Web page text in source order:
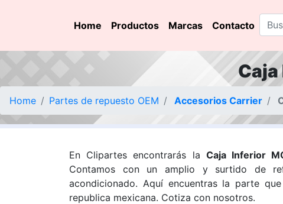
Home Productos Marcas Contacto
Home Partes de repuesto OEM Accesorios Carrier
En Clipartes encontrarás la Caja Inferior
Contamos con un amplio y surtido de
acondicionado. Aquí encuentras la parte
republica mexicana. Cotiza con nosotros.